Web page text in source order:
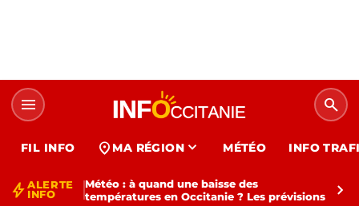
menu search
FIL INFO location_on MA RÉGION expand_more MÉTÉO INFO
bolt ALERTE
INFO
Météo : à quand une baisse des
températures en Occitanie ? Les prévisions
chevron_right